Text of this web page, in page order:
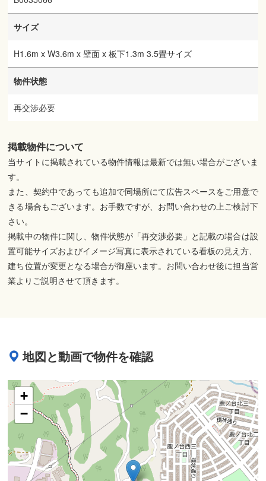
サイズ
H1.6m x W3.6m x 壁面 x 板下1.3m 3.5畳サイズ
物件状態
再交渉必要
掲載物件について
当サイトに掲載されている物件情報は最新では無い場合がございま
す。
また、契約中であっても追加で同場所にて広告スペースをご用意で
きる場合もございます。お手数ですが、お問い合わせの上ご検討下
さい。
掲載中の物件に関し、物件状態が「再交渉必要」と記載の場合は設
置可能サイズおよびイメージ写真に表示されている看板の見え方、
建ち位置が変更となる場合が御座います。お問い合わせ後に担当営
業よりご説明させて頂きます。
地図と動画で物件を確認
+
−